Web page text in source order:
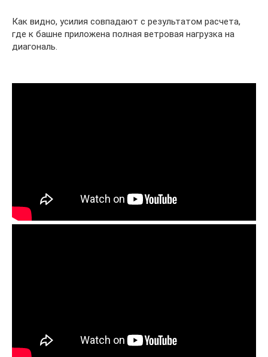
Как видно, усилия совпадают с результатом расчета,
где к башне приложена полная ветровая нагрузка на
диагональ.